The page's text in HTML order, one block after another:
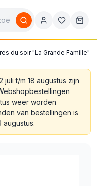
du soir "La Grande Famille"
juli t/m 18 augustus zijn
weer worden
van bestellingen is